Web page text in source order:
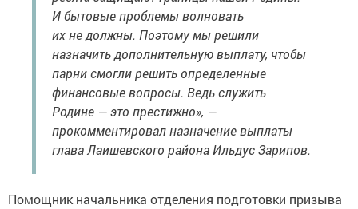
И бытовые проблемы волновать
их не должны. Поэтому мы решили
назначить дополнительную выплату, чтобы
парни смогли решить определенные
финансовые вопросы. Ведь служить
Родине — это престижно», —
прокомментировал назначение выплаты
глава Лаишевского района Ильдус Зарипов.
Помощник начальника отделения подготовки призыва